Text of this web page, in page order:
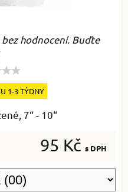
hodnocení. Buďte
1-3 TÝDNY
7“ - 10“
95 Kč s DPH